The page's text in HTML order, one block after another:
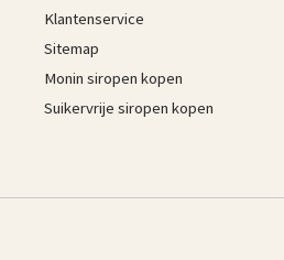
Klantenservice
Sitemap
Monin siropen kopen
Suikervrije siropen kopen